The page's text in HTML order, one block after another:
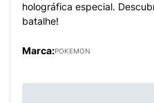
holográfica especial.
batalhe!
Marca:POKEMON